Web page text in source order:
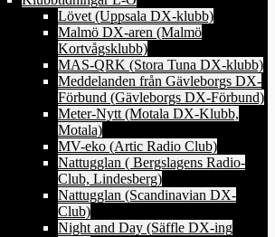
Lövet (Uppsala DX-klubb)
Malmö DX-aren (Malmö
Kortvågsklubb)
MAS-QRK (Stora Tuna DX-klubb)
Meddelanden från Gävleborgs DX-
Förbund (Gävleborgs DX-Förbund)
Meter-Nytt (Motala DX-Klubb,
Motala)
MV-eko (Artic Radio Club)
Nattugglan ( Bergslagens Radio-
Club, Lindesberg)
Nattugglan (Scandinavian DX-
Club)
Night and Day (Säffle DX-ing